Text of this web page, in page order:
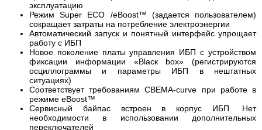
эксплуатацию
Режим Super ECO /eBoost™ (задается пользователем)
сокращает затраты на потребление электроэнергии
Автоматический запуск и понятный интерфейс упрощает
работу с ИБП
Новое поколение платы управления ИБП с устройством
фиксации информации «Blаск bох» (регистрируются
осциллограммы и параметры ИБП в нештатных
ситуациях)
Соответствует требованиям CBEMA-curve при работе в
режиме eBoost™
Сервисный байпас встроен в корпус ИБП. Нет
необходимости в использовании дополнительных
переключателей